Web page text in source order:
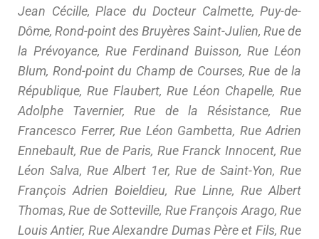
Jean Cécille, Place du Docteur Calmette, Puy-de-
Dôme, Rond-point des Bruyères Saint-Julien, Rue de
la Prévoyance, Rue Ferdinand Buisson, Rue Léon
Blum, Rond-point du Champ de Courses, Rue de la
République, Rue Flaubert, Rue Léon Chapelle, Rue
Adolphe Tavernier, Rue de la Résistance, Rue
Francesco Ferrer, Rue Léon Gambetta, Rue Adrien
Ennebault, Rue de Paris, Rue Franck Innocent, Rue
Léon Salva, Rue Albert 1er, Rue de Saint-Yon, Rue
François Adrien Boieldieu, Rue Linne, Rue Albert
Thomas, Rue de Sotteville, Rue François Arago, Rue
Louis Antier, Rue Alexandre Dumas Père et Fils, Rue